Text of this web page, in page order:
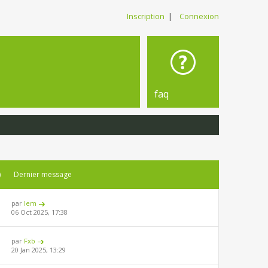
Inscription | Connexion
faq
Dernier message
par lem
06 Oct 2025, 17:38
par Fxb
20 Jan 2025, 13:29